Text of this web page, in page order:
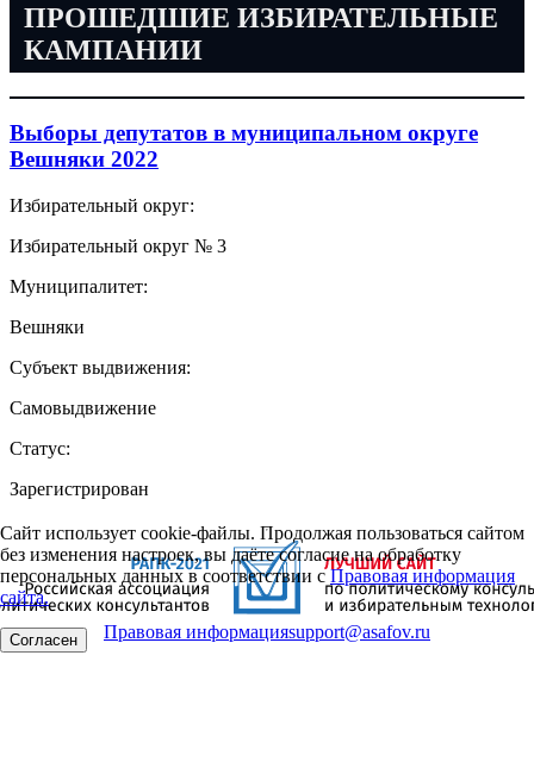
ПРОШЕДШИЕ ИЗБИРАТЕЛЬНЫЕ
КАМПАНИИ
Выборы депутатов в муниципальном округе
Вешняки 2022
Избирательный округ:
Избирательный округ № 3
Муниципалитет:
Вешняки
Субъект выдвижения:
Самовыдвижение
Статус:
Зарегистрирован
Сайт использует cookie-файлы. Продолжая пользоваться сайтом
без изменения настроек, вы даёте согласие на обработку
персональных данных в соответствии сПравовая информация
сайта.
Согласен Правовая информацияsupport@asafov.ru